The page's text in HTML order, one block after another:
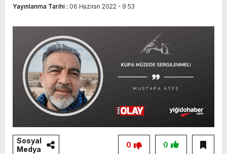
Yayınlanma Tarihi : 06 Haziran 2022 - 9:53
Sosyal
Medya
0
0